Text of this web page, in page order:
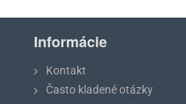
Informácie
Kontakt
Často kladené otázky